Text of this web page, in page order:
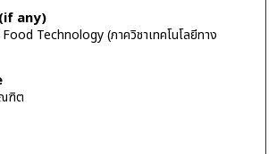
any)
Technology (ภาควิชาเทคโนโลยีทาง
ฑิต